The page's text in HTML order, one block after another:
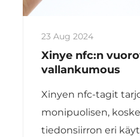
23 Aug 2024
Xinye nfc:n
vallankumous
Xinyen nfc-tagit
monipuolisen,
tiedonsiirron eri